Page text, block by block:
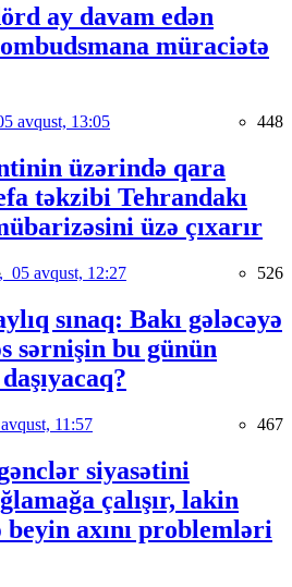
ay davam edən
müraciətə
avqust, 13:05 448
üzərində qara
təkzibi Tehrandakı
üzə çıxarır
05 avqust, 12:27 526
sınaq: Bakı gələcəyə
sərnişin bu günün
11:57 467
siyasətini
çalışır, lakin
beyin axını problemləri